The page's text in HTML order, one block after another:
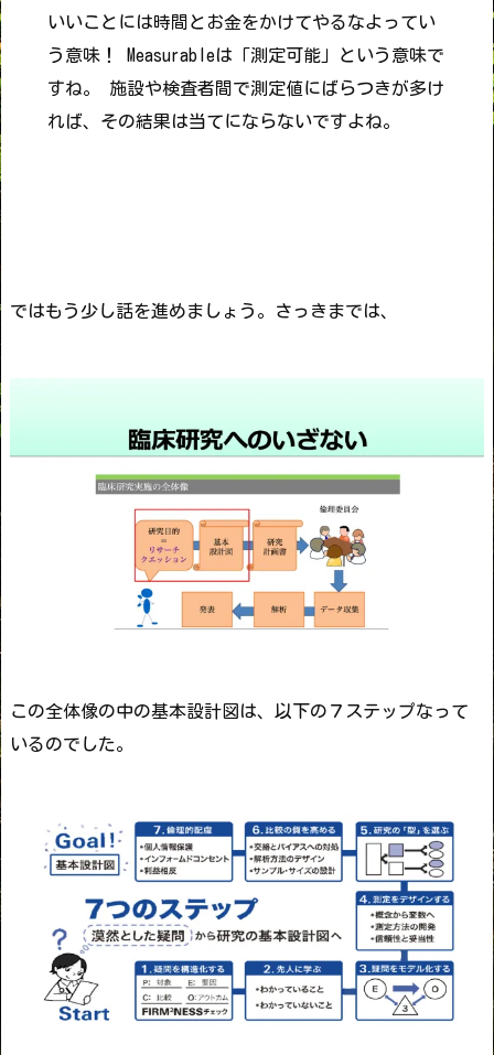
いいことには時間とお金をかけてやるなよってい
う意味！ Measurableは「測定可能」という意味で
すね。 施設や検査者間で測定値にばらつきが多け
れば、その結果は当てにならないですよね。
ではもう少し話を進めましょう。さっきまでは、
この全体像の中の基本設計図は、以下の７ステップなって
いるのでした。